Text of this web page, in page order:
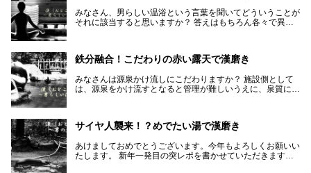
みなさん、男らしい温浴という言葉を聞いてどういうことが
それに該当すると思いますか？ 答えはもちろん各々で異な
鉄分融合！こだわりの赤い露天で漢磨き
みなさんは源泉かけ流しにこだわりますか？ 施設側として
は、源泉をかけ流すとなると管理が難しいうえに、泉質によ
サイヤ人襲来！？めでたい湯で漢磨き
あけましておめでとうございます。今年もよろしくお願いい
たします。 新年一発目の突レポを書かせていただきます。